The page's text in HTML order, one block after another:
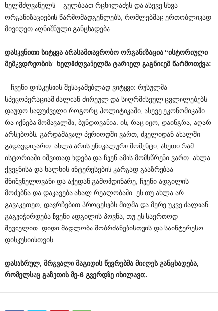
ხელმძღვანელს _ გულბაათ რცხილაძეს და ასევე სხვა
ორგანიზაციების წარმომადგენლებს, რომლებმაც ერთობლივად
მივიღეთ აღნიშნული განცხადება.
დასკვნითი სიტყვა არასამთავრობო ორგანიზაცია “ისტორიული
მემკვდრეობის” ხელმძღვანელმა ტარიელ გაგნიძემ წარმოთქვა:
_ ჩვენი დისკუსიის შესაჯამებლად ვიტყვი: რუსულმა
სპეცოპერაციამ ძალიან ძირეულ და სიღრმისეულ ცვლილებებს
დაუდო საფუძველი როგორც პოლიტიკაში, ასევე ეკონომიკაში.
რა იქნება მომავალში, ბუნდოვანია. ის, რაც იყო, დაინგრა, აღარ
არსებობს. გარდამავალ პერიოდში ვართ, ძველიდან ახალში
გადავდივართ. ახლა არის უნიკალური მომენტი, ასეთი რამ
ისტორიაში იშვითად ხდება და ჩვენ ამის მომსწრენი ვართ. ახლა
ქვეყნისა და ხალხის ინტერესების კარგად გააზრებაა
მნიშვნელოვანი და აქედან გამომდინარე, ჩვენი ადგილის
მოძებნა და დაკავება ახალ რეალობაში. ეს თუ ახლა არ
გავაკეთეთ, დავრჩებით პროცესებს მიღმა და მერე უკვე ძალიან
გაგვიჭირდება ჩვენი ადგილის პოვნა, თუ ეს საერთოდ
შევძელით. დიდი მადლობა მობრძანებისთვის და საინტერესო
დისკუსიისთვის.
დასასრულ, მრგვალი მაგიდის წევრებმა მიიღეს განცხადება,
რომელსაც გაზეთის მე-6 გვერდზე იხილავთ.